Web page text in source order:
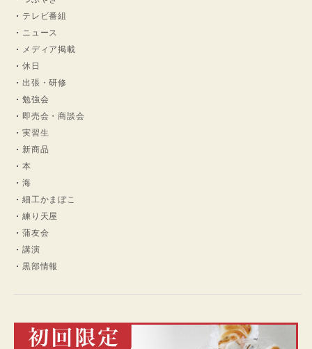
テレビ番組
ニュース
メディア掲載
休日
出張・研修
勉強会
即売会・商談会
実習生
新商品
本
海
細工かまぼこ
練り天屋
蒲友会
講演
黒部情報